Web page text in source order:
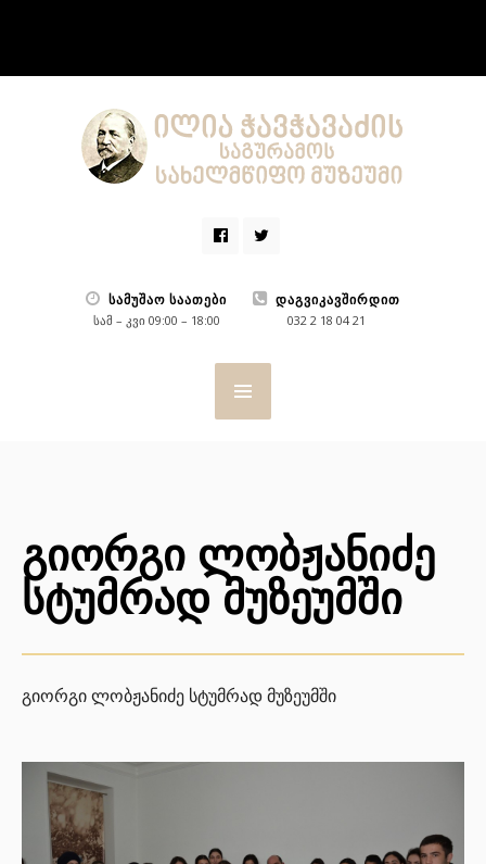
ᲡᲐᲛᲣᲨᲐᲝ ᲡᲐᲐᲗᲔᲑᲘ
სამ – კვი 09:00 – 18:00
ᲓᲐᲒᲕᲘᲙᲐᲕᲨᲘᲠᲓᲘᲗ
032 2 18 04 21
გიორგი ლობჟანიძე
სტუმრად მუზეუმში
გიორგი ლობჟანიძე სტუმრად მუზეუმში